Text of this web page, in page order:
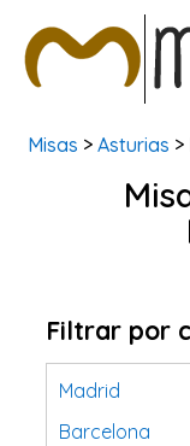
BUSCAR MISAS
Misas > Asturias
Filtrar por
Madrid
Barcelona